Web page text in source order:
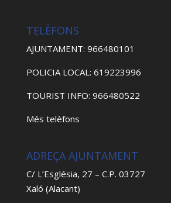
TELÈFONS
AJUNTAMENT: 966480101
POLICIA LOCAL: 619223996
TOURIST INFO: 966480522
Més telèfons
ADREÇA AJUNTAMENT
C/ L’Església, 27 – C.P. 03727
Xaló (Alacant)